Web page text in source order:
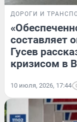
ДОРОГИ И
составляет
Гусев
кризисом в
10 июля, 2026, 17:44